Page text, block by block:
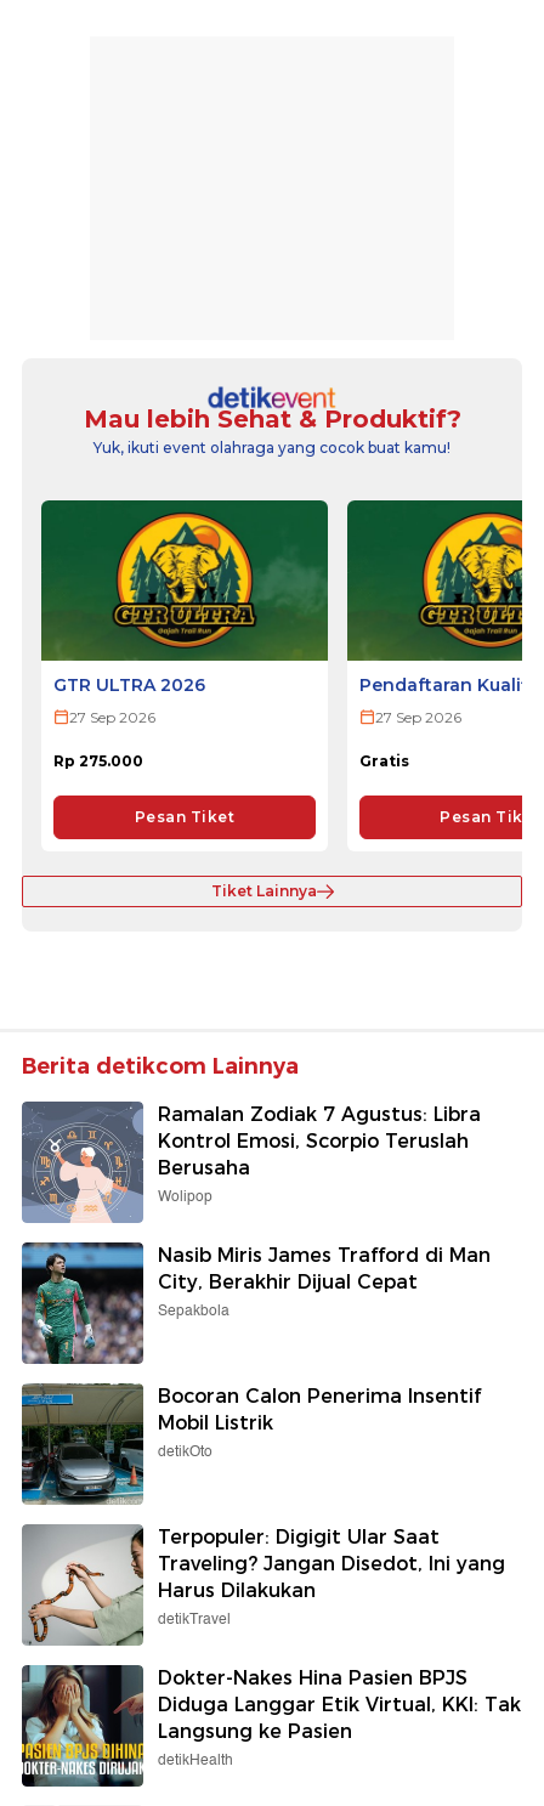
Mau lebih Sehat & Produktif?
Yuk, ikuti event olahraga yang cocok buat kamu!
GTR ULTRA 2026
27 Sep 2026
Rp 275.000
Pesan Tiket
Pendaftaran
ULTRA 2026
27 Sep 2026
Gratis
Pesan Tiket
Tiket Lainnya
Berita detikcom Lainnya
Ramalan Zodiak 7 Agustus: Libra
Kontrol Emosi, Scorpio Teruslah
Berusaha
Wolipop
Nasib Miris James Trafford di Man
City, Berakhir Dijual Cepat
Sepakbola
Bocoran Calon Penerima Insentif
Mobil Listrik
detikOto
Terpopuler: Digigit Ular Saat
Traveling? Jangan Disedot, Ini yang
Harus Dilakukan
detikTravel
Dokter-Nakes Hina Pasien BPJS
Diduga Langgar Etik Virtual, KKI: Tak
Langsung ke Pasien
detikHealth